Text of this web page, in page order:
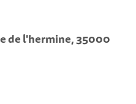
de l'hermine, 35000